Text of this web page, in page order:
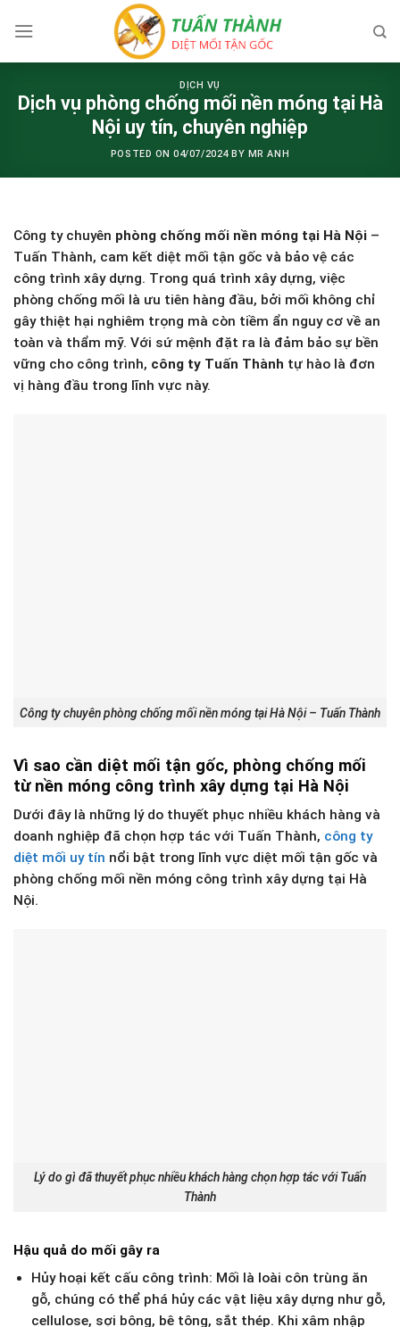
DỊCH VỤ
Dịch vụ phòng chống mối nền móng tại Hà
Nội uy tín, chuyên nghiệp
POSTED ON04/07/2024BY MR ANH
Công ty chuyên phòng chống mối nền móng tại Hà Nội –
Tuấn Thành, cam kết diệt mối tận gốc và bảo vệ các
công trình xây dựng. Trong quá trình xây dựng, việc
phòng chống mối là ưu tiên hàng đầu, bởi mối không chỉ
gây thiệt hại nghiêm trọng mà còn tiềm ẩn nguy cơ về an
toàn và thẩm mỹ. Với sứ mệnh đặt ra là đảm bảo sự bền
vững cho công trình, công ty Tuấn Thành tự hào là đơn
vị hàng đầu trong lĩnh vực này.
Công ty chuyên phòng chống mối nền móng tại Hà Nội – Tuấn Thành
Vì sao cần diệt mối tận gốc, phòng chống mối
từ nền móng công trình xây dựng tại Hà Nội
Dưới đây là những lý do thuyết phục nhiều khách hàng và
doanh nghiệp đã chọn hợp tác với Tuấn Thành, công ty
diệt mối uy tín nổi bật trong lĩnh vực diệt mối tận gốc và
phòng chống mối nền móng công trình xây dựng tại Hà
Nội.
Lý do gì đã thuyết phục nhiều khách hàng chọn hợp tác với Tuấn
Thành
Hậu quả do mối gây ra
Hủy hoại kết cấu công trình: Mối là loài côn trùng ăn
gỗ, chúng có thể phá hủy các vật liệu xây dựng như gỗ,
cellulose, sợi bông, bê tông, sắt thép. Khi xâm nhập